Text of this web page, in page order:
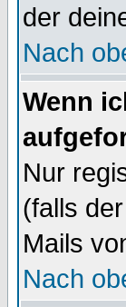
der
Nach
Wenn
Nur
(falls
Mails
Nach